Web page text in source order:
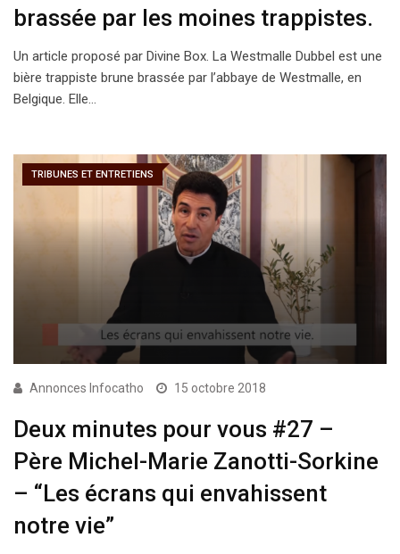
brassée par les moines trappistes.
Un article proposé par Divine Box. La Westmalle Dubbel est une
bière trappiste brune brassée par l’abbaye de Westmalle, en
Belgique. Elle…
TRIBUNES ET ENTRETIENS
Annonces Infocatho 15 octobre 2018
Deux minutes pour vous #27 –
Père Michel-Marie Zanotti-Sorkine
– “Les écrans qui envahissent
notre vie”